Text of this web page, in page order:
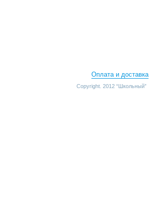
Оплата и доставка
Copyright. 2012 “Школьный”